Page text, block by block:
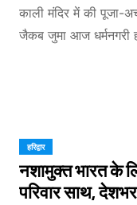
काली मंदिर में की पूजा-
जैकब जुमा आज धर्मनगरी
हरिद्वार
नशामुक्त भारत के
परिवार साथ,